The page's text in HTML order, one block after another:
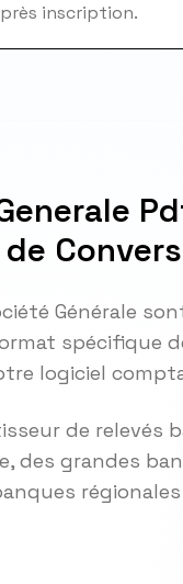
inscription.
Générale
spécifique
logiciel
de relevés
des grandes